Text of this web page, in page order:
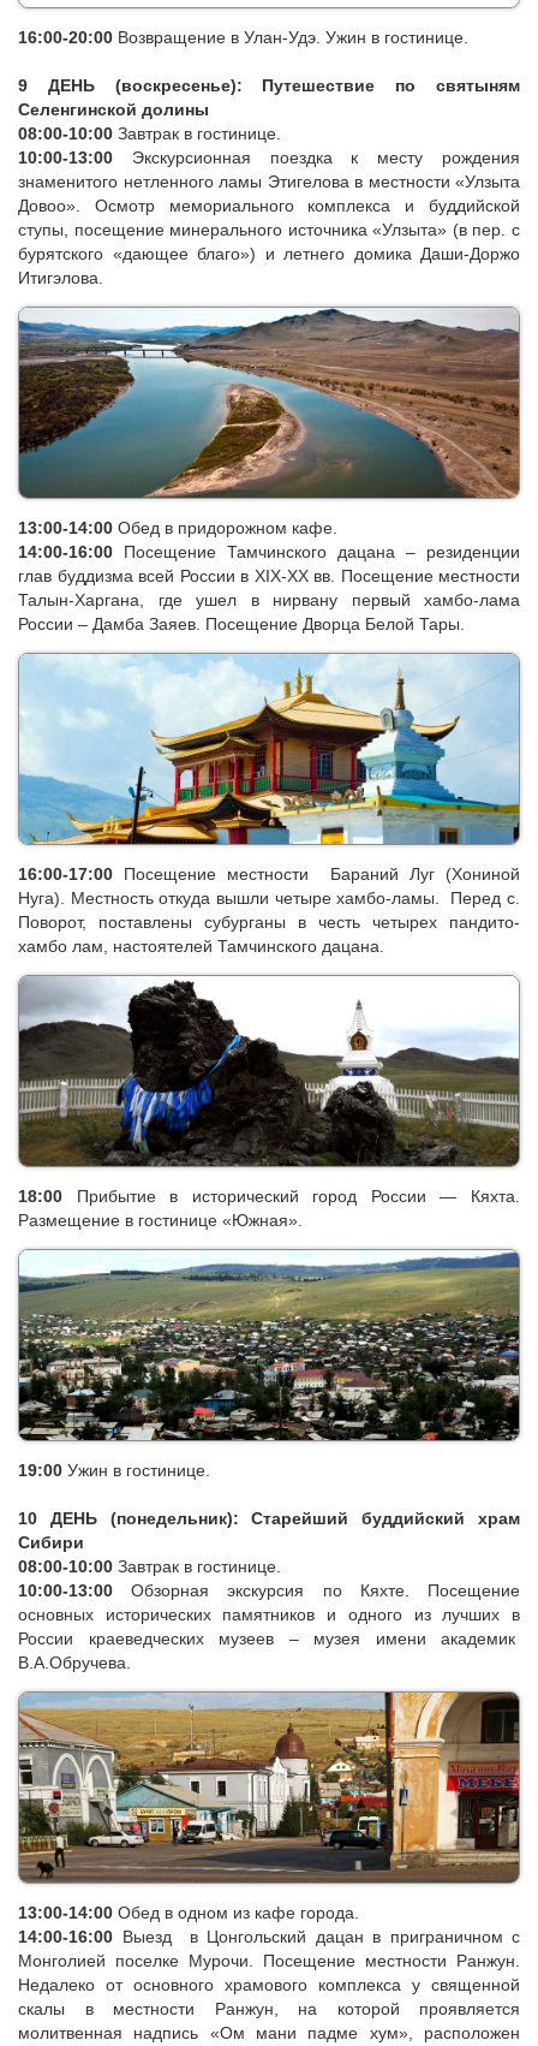
16:00-20:00Возвращение в Улан-Удэ. Ужин в гостинице.
9 ДЕНЬ (воскресенье): Путешествие по святыням
08:00-10:00
Завтрак в гостинице.
10:00-13:00Экскурсионная поездка к месту рождения
знаменитого нетленного ламы Этигелова в местности «Улзыта
Довоо». Осмотр мемориального комплекса и буддийской
ступы, посещение минерального источника «Улзыта» (в пер. с
бурятского «дающее благо») и летнего домика Даши-Доржо
13:00-14:00
Обед в придорожном кафе.
Посещение Тамчинского дацана – резиденции
глав буддизма всей России в XIX-XX вв. Посещение местности
Талын-Харгана, где ушел в нирвану первый хамбо-лама
России – Дамба Заяев. Посещение Дворца Белой Тары.
16:00-17:00Посещение местности Бараний Луг (Хониной
Нуга). Местность откуда вышли четыре хамбо-ламы. Перед с.
Поворот, поставлены субурганы в честь четырех пандито-
хамбо лам, настоятелей Тамчинского дацана.
18:00Прибытие в исторический город России — Кяхта.
Размещение в гостинице «Южная».
19:00Ужин в гостинице.
10 ДЕНЬ (понедельник): Старейший буддийский храм
Сибири
08:00-10:00Завтрак в гостинице.
10:00-13:00Обзорная экскурсия по Кяхте. Посещение
основных исторических памятников и одного из лучших в
России краеведческих музеев – музея имени академик
В.А.Обручева.